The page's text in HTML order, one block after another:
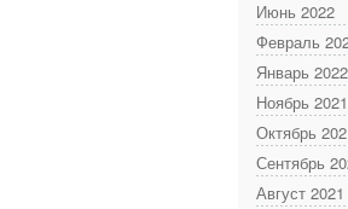
Июнь 2022
Февраль
Январь 2022
Ноябрь 2021
Октябрь
Сентябрь
Август 2021